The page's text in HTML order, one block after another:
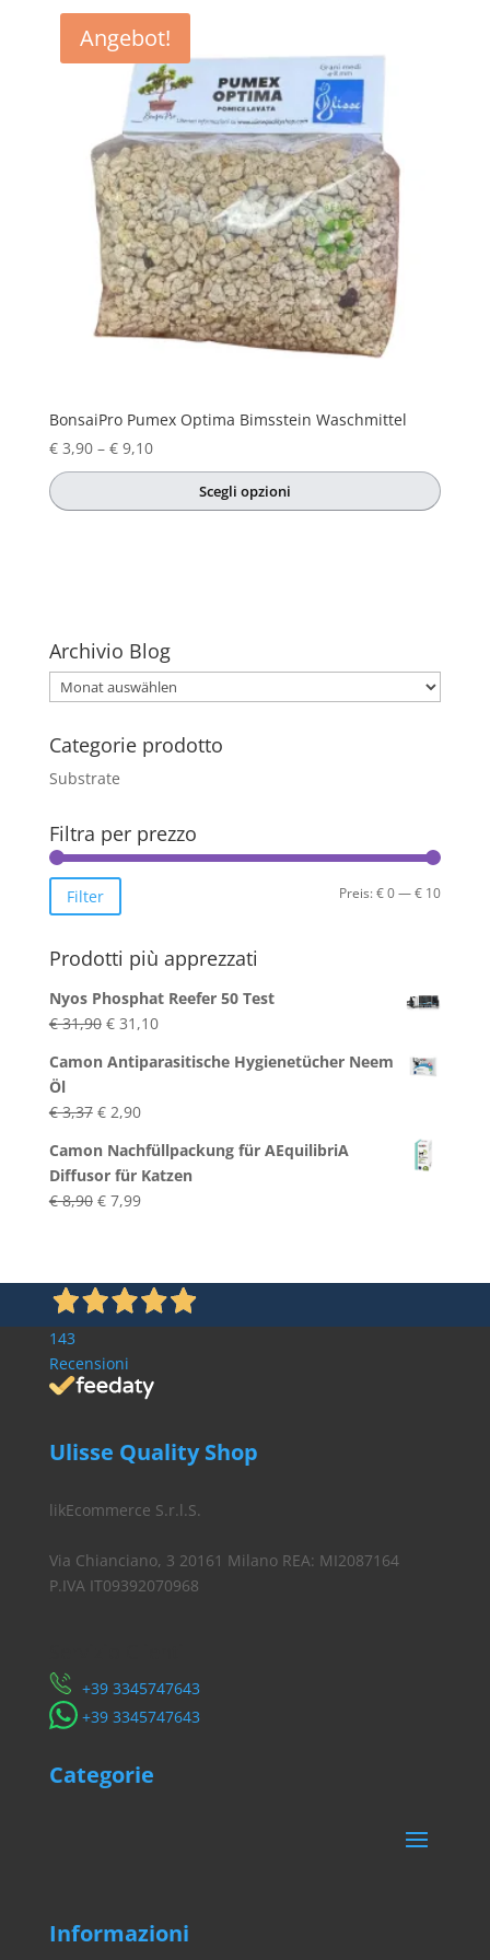
Angebot!
BonsaiPro Pumex Optima Bimsstein Waschmittel
€3,90 – €9,10Preisspanne:
€ 3,90
Scegli opzioni
auf.
Die
Optionen
auf
der
gewählt
werden
Archivio Blog
Archivio
Blog
Categorie prodotto
Substrate
Filtra per prezzo
Min.
Max.
Filter Preis:€ 0—€ 10
Prodotti più apprezzati
Nyos Phosphat Reefer 50 Test
€31,90 Ursprünglicher
war:
€31,10Aktueller
ist:
Camon Antiparasitische Hygienetücher Neem
Öl
€3,37 Ursprünglicher
war:
€ 3,37
€2,90Aktueller
ist:
€ 2,90.
Camon Nachfüllpackung für AEquilibriA
Diffusor für Katzen
€8,90 Ursprünglicher
€7,99Aktueller
143
Recensioni
Ulisse Quality Shop
likEcommerce S.r.l.S.
Via Chianciano, 3 20161 Milano REA: MI2087164
P.IVA IT09392070968
​+39 3345747643
​+39 3345747643
Categorie
Informazioni